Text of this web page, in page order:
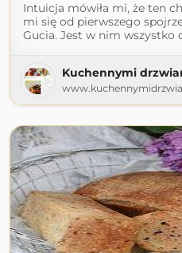
Intuicja mówiła mi, że ten
mi się od pierwszego
Gucia. Jest w nim wszystko
Kuchennymi